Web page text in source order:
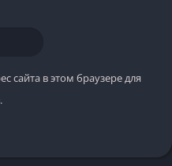
сайта в этом браузере для